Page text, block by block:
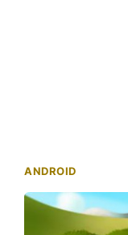
ANDROID